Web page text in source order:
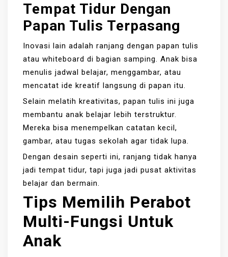
Tempat Tidur Dengan
Papan Tulis Terpasang
Inovasi lain adalah ranjang dengan papan tulis
atau whiteboard di bagian samping. Anak bisa
menulis jadwal belajar, menggambar, atau
mencatat ide kreatif langsung di papan itu.
Selain melatih kreativitas, papan tulis ini juga
membantu anak belajar lebih terstruktur.
Mereka bisa menempelkan catatan kecil,
gambar, atau tugas sekolah agar tidak lupa.
Dengan desain seperti ini, ranjang tidak hanya
jadi tempat tidur, tapi juga jadi pusat aktivitas
belajar dan bermain.
Tips Memilih Perabot
Multi-Fungsi Untuk
Anak